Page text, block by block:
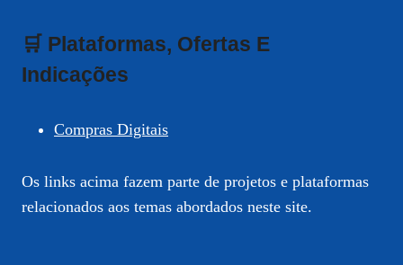
🛒 Plataformas, Ofertas E
Indicações
Compras Digitais
Os links acima fazem parte de projetos e plataformas
relacionados aos temas abordados neste site.